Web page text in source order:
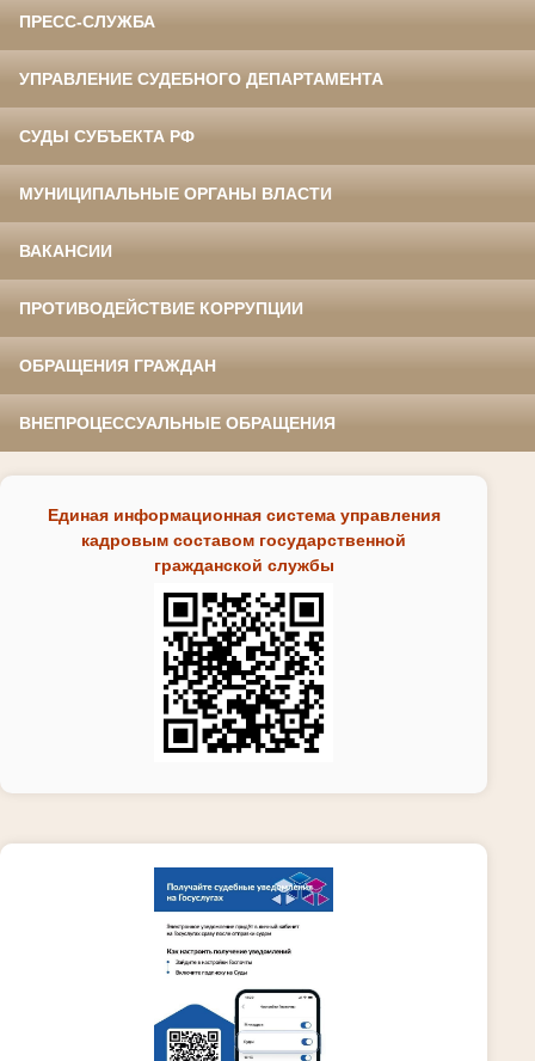
ПРЕСС-СЛУЖБА
УПРАВЛЕНИЕ СУДЕБНОГО ДЕПАРТАМЕНТА
СУДЫ СУБЪЕКТА РФ
МУНИЦИПАЛЬНЫЕ ОРГАНЫ ВЛАСТИ
ВАКАНСИИ
ПРОТИВОДЕЙСТВИЕ КОРРУПЦИИ
ОБРАЩЕНИЯ ГРАЖДАН
ВНЕПРОЦЕССУАЛЬНЫЕ ОБРАЩЕНИЯ
Единая информационная система управления
кадровым составом государственной
гражданской службы